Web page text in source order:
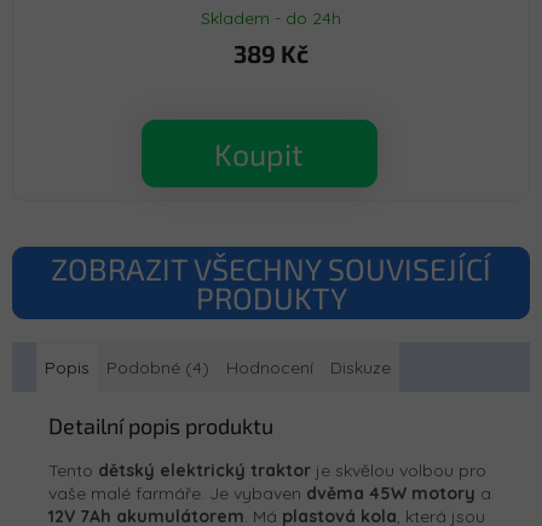
Skladem - do 24h
389 Kč
Koupit
ZOBRAZIT VŠECHNY SOUVISEJÍCÍ
PRODUKTY
Popis Podobné (4) Hodnocení Diskuze
Detailní popis produktu
Tento dětský elektrický traktor je skvělou volbou pro
vaše malé farmáře. Je vybaven dvěma 45W motory a
12V 7Ah akumulátorem. Má plastová kola, která jsou